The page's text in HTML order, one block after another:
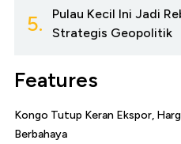
5.
Pulau Kecil Ini Jadi
Strategis Geopolitik
Features
Kongo Tutup Keran Ekspor,
Berbahaya